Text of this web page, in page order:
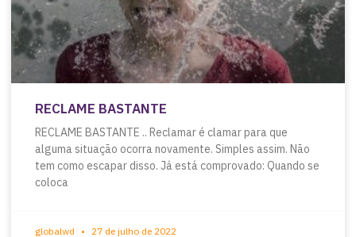
RECLAME BASTANTE
RECLAME BASTANTE .. Reclamar é clamar para que
alguma situação ocorra novamente. Simples assim. Não
tem como escapar disso. Já está comprovado: Quando se
coloca
globalwd 27 de julho de 2022